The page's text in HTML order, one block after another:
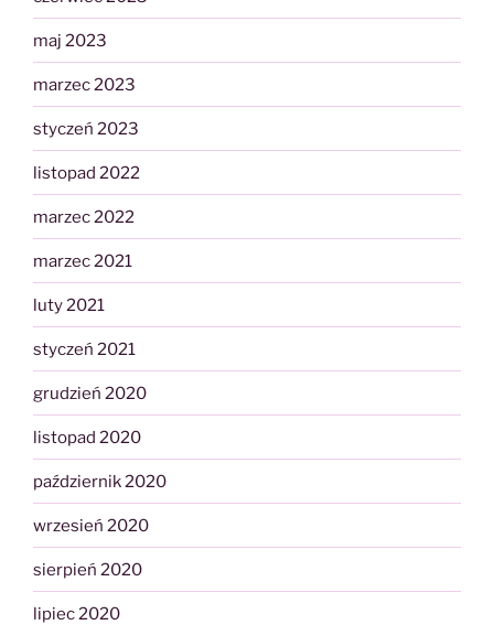
maj 2023
marzec 2023
styczeń 2023
listopad 2022
marzec 2022
marzec 2021
luty 2021
styczeń 2021
grudzień 2020
listopad 2020
październik 2020
wrzesień 2020
sierpień 2020
lipiec 2020